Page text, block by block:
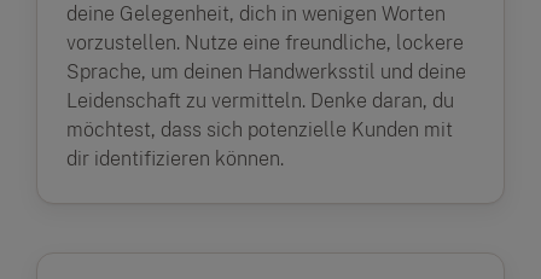
deine Gelegenheit, dich in wenigen Worten
vorzustellen. Nutze eine freundliche, lockere
Sprache, um deinen Handwerksstil und deine
Leidenschaft zu vermitteln. Denke daran, du
möchtest, dass sich potenzielle Kunden mit
dir identifizieren können.